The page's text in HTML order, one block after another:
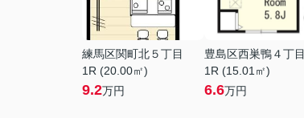
練馬区関町北５丁目
1R (20.00㎡)
9.2万円
豊島区西巣鴨４丁目
1R (15.01㎡)
6.6万円